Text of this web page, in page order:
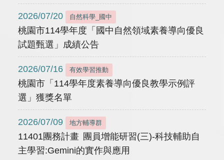
2026/07/20 自然科學_國中
桃園市114學年度「國中自然領域素養導向優良
試題甄選」成績公告
2026/07/16 有效學習推動
桃園市「114學年度素養導向優良教學示例評
選」獲獎名單
2026/07/09 地方輔導群
11401團務計畫 團員增能研習(三)-科技輔助自
主學習:Gemini的實作與應用